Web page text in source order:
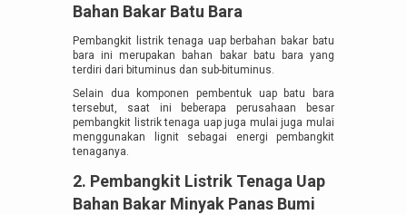
Bahan Bakar Batu Bara
Pembangkit listrik tenaga uap berbahan bakar batu
bara ini merupakan bahan bakar batu bara yang
terdiri dari bituminus dan sub-bituminus.
Selain dua komponen pembentuk uap batu bara
tersebut, saat ini beberapa perusahaan besar
pembangkit listrik tenaga uap juga mulai juga mulai
menggunakan lignit sebagai energi pembangkit
tenaganya.
2. Pembangkit Listrik Tenaga Uap
Bahan Bakar Minyak Panas Bumi